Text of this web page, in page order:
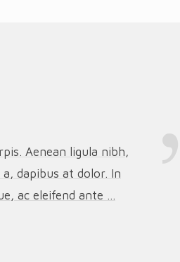
Aenean ligula nibh,
dapibus at dolor. In
ac eleifend ante ...